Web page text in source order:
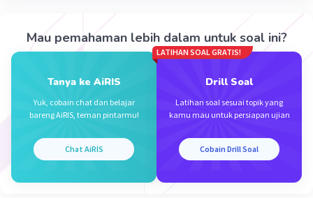
Mau pemahaman lebih dalam untuk soal ini?
Tanya ke AiRIS
Yuk, cobain chat dan belajar
bareng AiRIS, teman pintarmu!
Chat AiRIS
LATIHAN SOAL GRATIS!
Drill Soal
Latihan soal sesuai topik yang
kamu mau untuk persiapan ujian
Cobain Drill Soal